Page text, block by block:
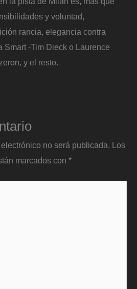
y voluntad,
rancia, elegancia contra
Smart -Tim Dieck o Laurence
y el resto.
no será publicada. Los
marcados con *